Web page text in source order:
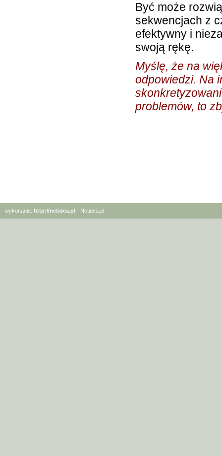
Być może
sekwencjach z
efektywny i
swoją rękę.
Myślę, że na
odpowiedzi. Na
problemów, to
wykonanie: http://netidea.pl - Netidea.pl